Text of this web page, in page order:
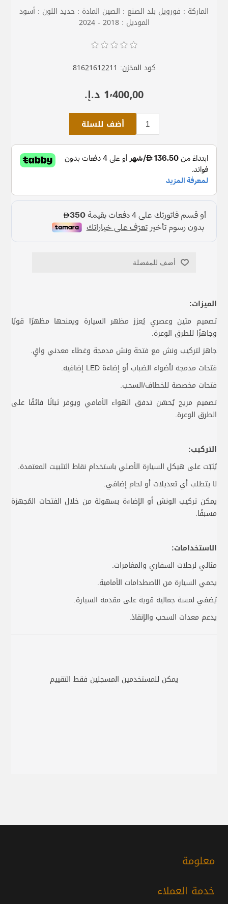
الماركة : فورويل بلد الصنع : الصين المادة : حديد اللون : أسود
الموديل : 2018 - 2024
كود المخزن: 81621612211
1٬400٫00 د.إ.‏
أضف للسلة
أضف للمفضلة
الميزات:
تصميم متين وعصري يُعزز مظهر السيارة ويمنحها مظهرًا قويًا
وجاهزًا للطرق الوعرة.
جاهز لتركيب ونش مع فتحة ونش مدمجة وغطاء معدني واقٍ.
فتحات مدمجة لأضواء الضباب أو إضاءة LED إضافية.
فتحات مخصصة للخطاف/السحب.
تصميم مريح يُحسّن تدفق الهواء الأمامي ويوفر ثباتًا فائقًا على
الطرق الوعرة.
التركيب:
يُثبّت على هيكل السيارة الأصلي باستخدام نقاط التثبيت المعتمدة.
لا يتطلب أي تعديلات أو لحام إضافي.
يمكن تركيب الونش أو الإضاءة بسهولة من خلال الفتحات المُجهزة
مسبقًا.
الاستخدامات:
مثالي لرحلات السفاري والمغامرات.
يحمي السيارة من الاصطدامات الأمامية.
يُضفي لمسة جمالية قوية على مقدمة السيارة.
يدعم معدات السحب والإنقاذ.
يمكن للمستخدمين المسجلين فقط التقييم
معلومة
خدمة العملاء